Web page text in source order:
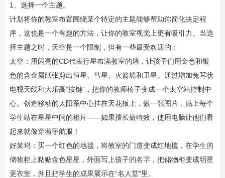
1、选择一个主题。
计划将你的教室布置围绕某个特定的主题能够帮助你简化决定程
序，这也是一个有趣的方法，让你的教室视觉上更有吸引力。当选
择主题之时，天空是一个限制，但有一些最受欢迎的：
太空：用闪亮的CD代表行星布满教室的墙，让孩子们用金色和银
色的含金属纸张剪出恒星、彗星、火箭船和卫星。通过增加兔耳状
电视天线和大乐高“按键”，把你的教师椅子变成一个太空站控制中
心。创造移动的太阳系中心挂在天花板上，做一张图片，贴上每个
学生站在星星中间的相片——如果擅长做特效，使用电脑让他们看
起来就像穿着宇航服！
好莱坞：买一个红色的地毯，将教室的门道变成红地毯，在学生的
储物柜上粘贴金色星星，外面写上孩子的名字，把储物柜变成明星
更衣室，并且把学生的成果展示在“名人堂”里。